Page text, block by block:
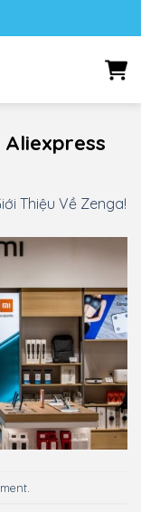
Aliexpress
Thiệu Về Zenga!